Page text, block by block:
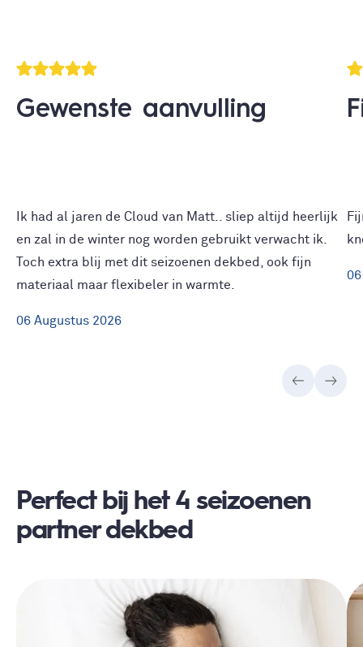
Gewenste aanvulling
Ik had al jaren de Cloud van Matt.. sliep altijd heerlijk
en zal in de winter nog worden gebruikt verwacht ik.
Toch extra blij met dit seizoenen dekbed, ook fijn
materiaal maar flexibeler in warmte.
06 Augustus 2026
06
Perfect bij het 4 seizoenen
partner dekbed